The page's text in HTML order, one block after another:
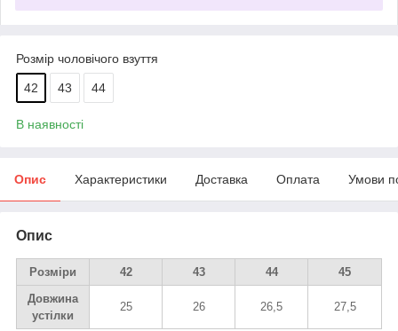
Розмір чоловічого взуття
42 43 44
В наявності
Опис Характеристики Доставка Оплата Умови
Опис
Розміри 42 43 44
45
Довжина
устілки
25 26 26,5 27,5